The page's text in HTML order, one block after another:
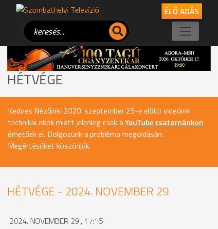
ÉLŐ ADÁS
HÉTVÉGE
Kedves Nézőink! 2020. szeptember 25-e előtti videóink
technikai okok miatt jelenleg csak aYouTube csatornánkon
érhetőek el. Dolgozunk a probléma megoldásán.
Megértésüket köszönjük.
HÉTVÉGE - 2024. NOVEMBER 29.
2024. NOVEMBER 29., 17:15